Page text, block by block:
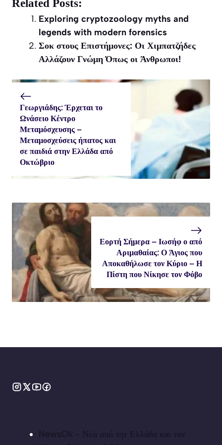
(Twitter)
Related Posts:
Exploring cryptozoology myths and
legends with modern forensics
Σοκ στους Επιστήμονες: Οι Χιμπατζήδες
Αλλάζουν Γνώμη Όπως οι Άνθρωποι!
Γεωργιάδης: Έρχεται το
Ωνάσειο Κέντρο
Μεταμόσχευσης –
Μεταμοσχεύσεις ήπατος και
σε παιδιά στην Ελλάδα από
Οκτώβριο
Εορτή Σήμερα – Ιωσήφ ο από
Αριμαθαίας: Ο Άγιος που
Αποκαθήλωσε τον Κύριο – Η
Πίστη που Νίκησε τον Φόβο
NewsOk - Νέα από την Ελλάδα και τον